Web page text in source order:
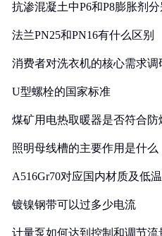
抗渗混凝土中P6和P8膨胀剂
法兰PN25和PN16有什么区别
消费者对洗衣机的核心需求调
U型螺栓的国家标准
煤矿用电热取暖器是否符合
照明母线槽的主要作用是什么
A516Gr70对应国内材质及低
镀镍钢带可以过多少电流
计量泵如何达到控制和调节流